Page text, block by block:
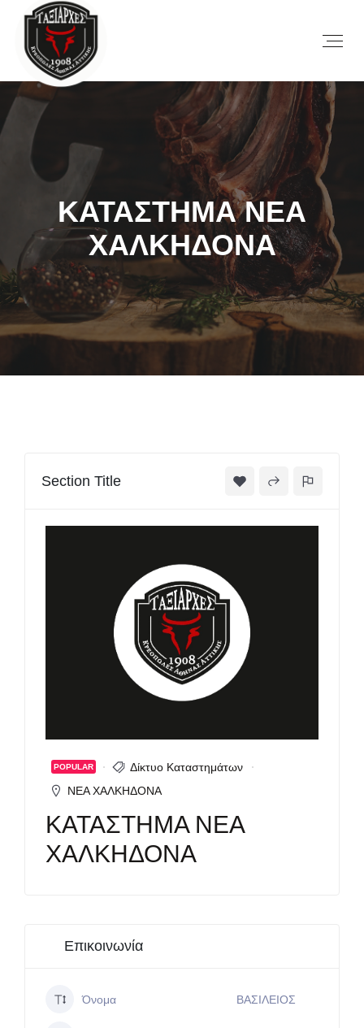
ΚΑΤΑΣΤΗΜΑ ΝΕΑ
ΧΑΛΚΗΔΟΝΑ
Section Title
POPULAR
Δίκτυο Καταστημάτων
ΝΕΑ ΧΑΛΚΗΔΟΝΑ
ΚΑΤΑΣΤΗΜΑ ΝΕΑ
ΧΑΛΚΗΔΟΝΑ
Επικοινωνία
Όνομα ΒΑΣΙΛΕΙΟΣ